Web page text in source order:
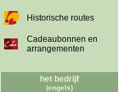
Historische routes
Cadeaubonnen en
arrangementen
het bedrijf
(engels)